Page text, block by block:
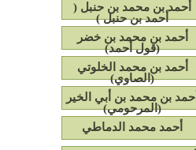
أحمد بن محمد بن حنبل (
أحمد بن حنبل )
أحمد بن محمد بن خضر
(قول أحمد)
أحمد بن محمد الخلوتي
(الصاوي)
أحمد بن محمد بن أبي الخير
(المرحومي)
أحمد محمد الدماطي